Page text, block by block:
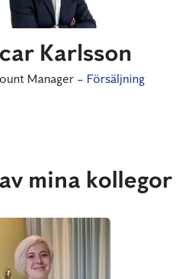
Karlsson
Manager – Försäljning
mina kollegor